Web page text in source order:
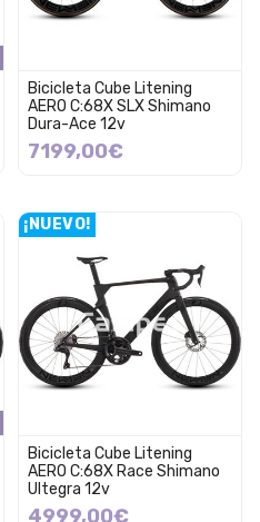
Bicicleta Cube Litening
AERO C:68X SLX Shimano
Dura-Ace 12v
7199,00€
¡NUEVO!
Bicicleta Cube Litening
AERO C:68X Race Shimano
Ultegra 12v
4999,00€